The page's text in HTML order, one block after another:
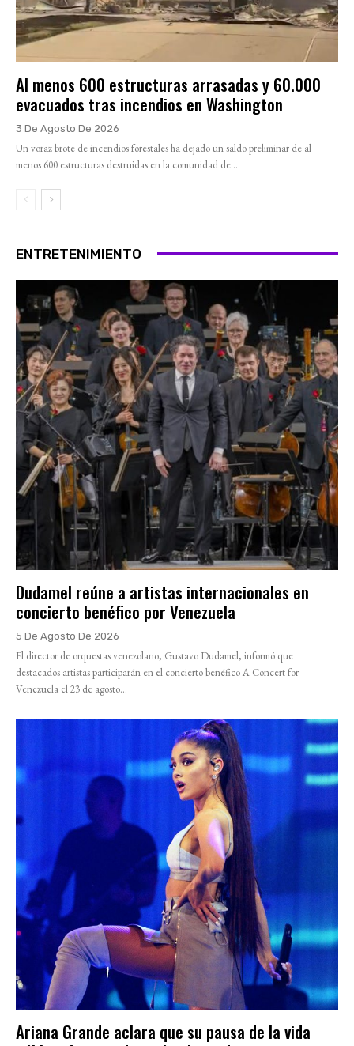
Al menos 600 estructuras arrasadas y 60.000
evacuados tras incendios en Washington
3 De Agosto De 2026
Un voraz brote de incendios forestales ha dejado un saldo preliminar de al
menos 600 estructuras destruidas en la comunidad de...
ENTRETENIMIENTO
Dudamel reúne a artistas internacionales en
concierto benéfico por Venezuela
5 De Agosto De 2026
El director de orquestas venezolano, Gustavo Dudamel, informó que
destacados artistas participarán en el concierto benéfico A Concert for
Venezuela el 23 de agosto...
Ariana Grande aclara que su pausa de la vida